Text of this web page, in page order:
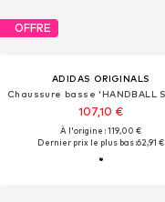
OFFRE
ADIDAS ORIGINALS
107,10 €
À l'origine : 119,00 €
Dernier prix le plus bas :62,91 €